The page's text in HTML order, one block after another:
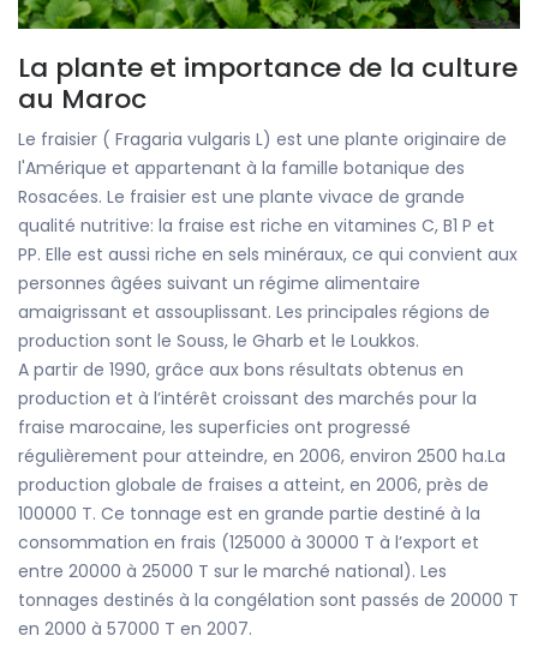
La plante et importance de la culture
au Maroc
Le fraisier ( Fragaria vulgaris L) est une plante originaire de
l'Amérique et appartenant à la famille botanique des
Rosacées. Le fraisier est une plante vivace de grande
qualité nutritive: la fraise est riche en vitamines C, B1 P et
PP. Elle est aussi riche en sels minéraux, ce qui convient aux
personnes âgées suivant un régime alimentaire
amaigrissant et assouplissant. Les principales régions de
production sont le Souss, le Gharb et le Loukkos.
A partir de 1990, grâce aux bons résultats obtenus en
production et à l’intérêt croissant des marchés pour la
fraise marocaine, les superficies ont progressé
régulièrement pour atteindre, en 2006, environ 2500 ha.La
production globale de fraises a atteint, en 2006, près de
100000 T. Ce tonnage est en grande partie destiné à la
consommation en frais (125000 à 30000 T à l’export et
entre 20000 à 25000 T sur le marché national). Les
tonnages destinés à la congélation sont passés de 20000 T
en 2000 à 57000 T en 2007.